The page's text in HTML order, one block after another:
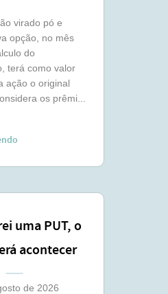
virado pó e
opção, no mês
do
terá como valor
ação o original
os prêmi...
uma PUT, o
acontecer
?
de 2026